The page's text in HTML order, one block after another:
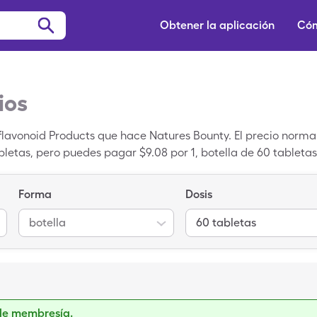
Obtener la aplicación
Products que hace Natures Bounty. El precio
pero puedes pagar $9.08 por 1, botella de 60
Forma
botella
Dosis
60 tabletas
membresía.